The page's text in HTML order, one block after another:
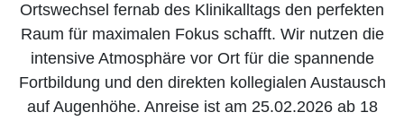
Ortswechsel fernab des Klinikalltags den perfekten
Raum für maximalen Fokus schafft. Wir nutzen die
intensive Atmosphäre vor Ort für die spannende
Fortbildung und den direkten kollegialen Austausch
auf Augenhöhe. Anreise ist am 25.02.2026 ab 18